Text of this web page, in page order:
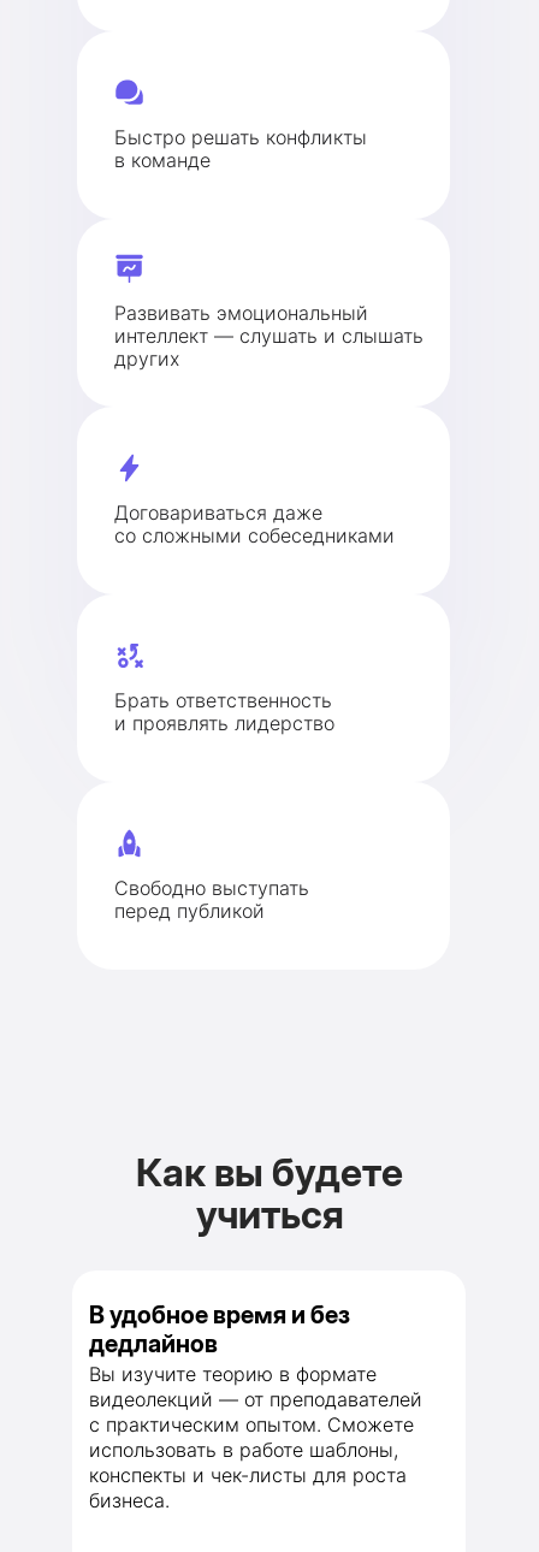
Быстро решать конфликты
в команде
Развивать эмоциональный
интеллект — слушать и слышать
других
Договариваться даже
со сложными собеседниками
Брать ответственность
и проявлять лидерство
Свободно выступать
перед публикой
В удобное время и без
дедлайнов
Вы изучите теорию в формате
видеолекций — от преподавателей
с практическим опытом. Сможете
использовать в работе шаблоны,
конспекты и чек-листы для роста
бизнеса.
Как вы будете
учиться